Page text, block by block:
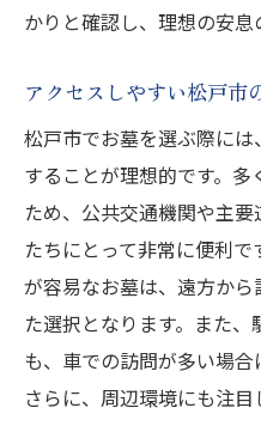
かりと確認し、理想の安息
アクセスしやすい松戸市
松戸市でお墓を選ぶ際に
することが理想的です。
ため、公共交通機関や主
たちにとって非常に便利
が容易なお墓は、遠方か
た選択となります。また
も、車での訪問が多い場合
さらに、周辺環境にも注